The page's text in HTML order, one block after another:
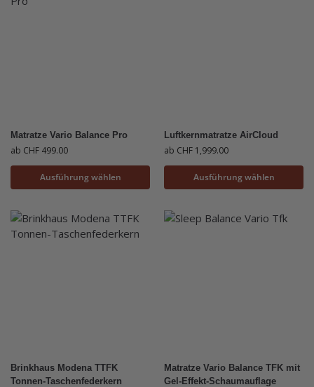
Matratze Vario Balance Pro
ab CHF 499.00
Ausführung wählen
Luftkernmatratze AirCloud
ab CHF 1,999.00
Ausführung wählen
Brinkhaus Modena TTFK
Tonnen-Taschenfederkern
Matratze Vario Balance TFK mit
Gel-Effekt-Schaumauflage